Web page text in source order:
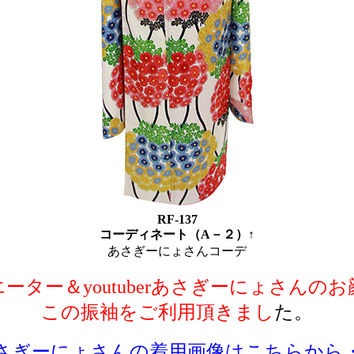
RF-137
コーディネート（A－２）↑
あさぎーにょさんコーデ
ーター＆youtuberあさぎーにょさんの
この振袖をご利用頂きまし た。